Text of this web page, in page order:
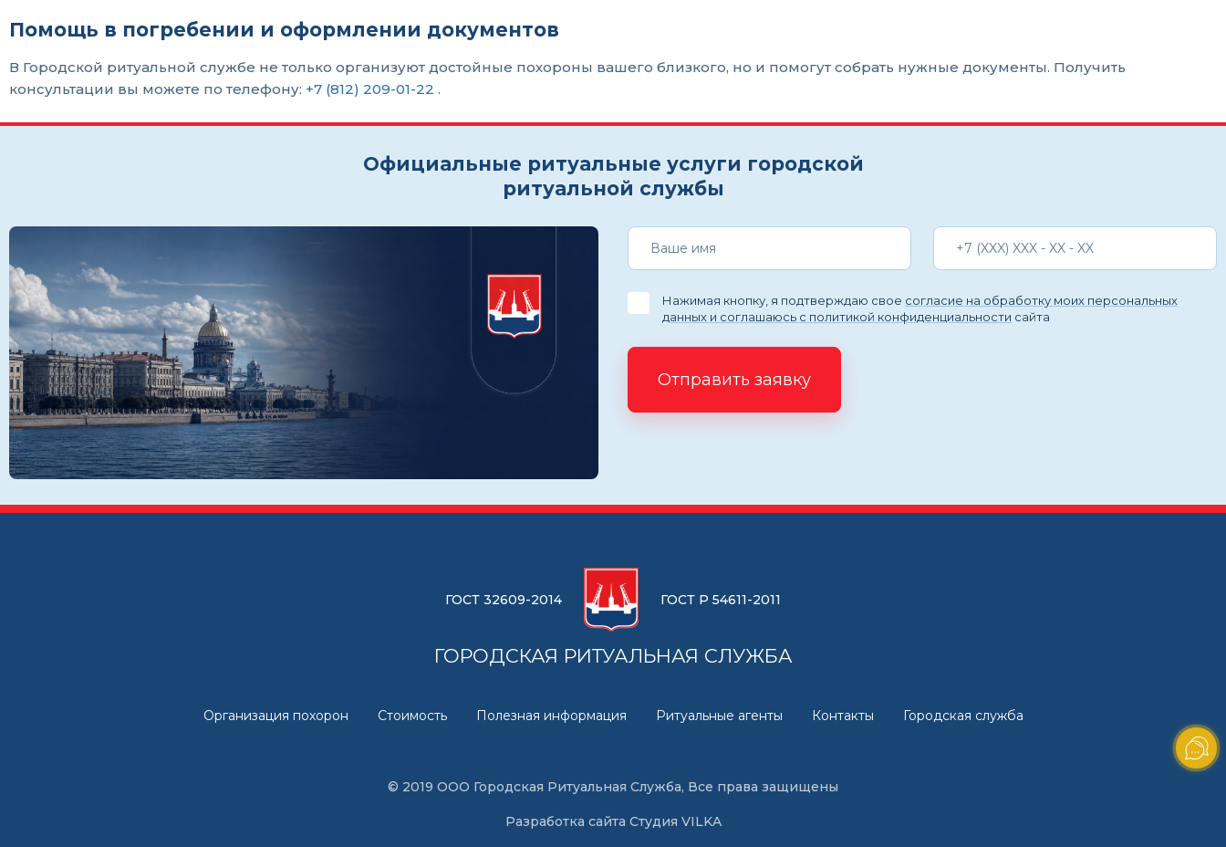
Помощь в погребении и оформлении документов
В Городской ритуальной службе не только организуют достойные похороны вашего близкого, но и помогут собрать нужные документы. Получить
консультации вы можете по телефону: +7 (812) 209-01-22 .
Официальные ритуальные услуги городской
ритуальной службы
Нажимая кнопку, я подтверждаю свое согласие на обработку моих персональных
данных и соглашаюсь с политикой конфиденциальности сайта
Отправить заявку
ГОСТ 32609-2014 ГОСТ Р 54611-2011
ГОРОДСКАЯ РИТУАЛЬНАЯ СЛУЖБА
Организация похорон Стоимость Полезная информация Ритуальные агенты Контакты Городская служба
© 2019 ООО Городская Ритуальная Служба, Все права защищены
Разработка сайта Студия VILKA